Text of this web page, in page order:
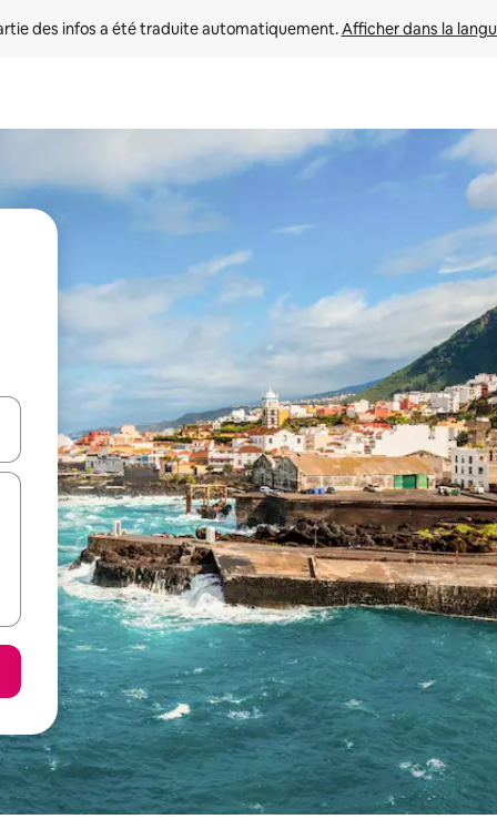
des infos a été traduite automatiquement. Afficher dans la
les flèches vers le haut et vers le bas, ou en appuyant